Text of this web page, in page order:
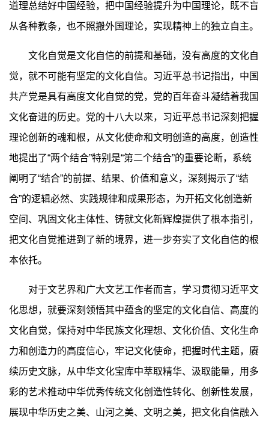
道理总结好中国经验，把中国经验提升为中国理论，既不盲
从各种教条，也不照搬外国理论，实现精神上的独立自主。
文化自觉是文化自信的前提和基础，没有高度的文化自
觉，就不可能有坚定的文化自信。习近平总书记指出，中国
共产党是具有高度文化自觉的党，党的百年奋斗凝结着我国
文化奋进的历史。党的十八大以来，习近平总书记深刻把握
理论创新的魂和根，从文化使命和文明创造的高度，创造性
地提出了“两个结合”特别是“第二个结合”的重要论断，系统
阐明了“结合”的前提、结果、价值和意义，深刻揭示了“结
合”的逻辑必然、实践规律和成果形态，为开拓文化创造新
空间、巩固文化主体性、铸就文化新辉煌提供了根本指引，
把文化自觉推进到了新的境界，进一步夯实了文化自信的根
本依托。
对于文艺界和广大文艺工作者而言，学习贯彻习近平文
化思想，就要深刻领悟其中蕴含的坚定的文化自信、高度的
文化自觉，保持对中华民族文化理想、文化价值、文化生命
力和创造力的高度信心，牢记文化使命，把握时代主题，赓
续历史文脉，从中华文化宝库中萃取精华、汲取能量，用多
彩的艺术推动中华优秀传统文化创造性转化、创新性发展，
展现中华历史之美、山河之美、文明之美，把文化自信融入